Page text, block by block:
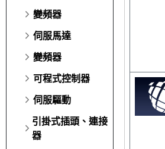
變頻器
伺服馬達
變頻器
可程式控制器
伺服驅動
引掛式插頭、連接
器